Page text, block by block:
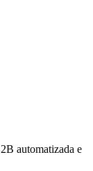
automatizada e